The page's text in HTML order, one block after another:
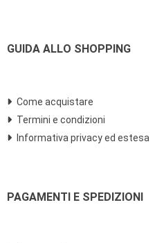
GUIDA ALLO SHOPPING
Come acquistare
Termini e condizioni
Informativa privacy ed estesa
PAGAMENTI E SPEDIZIONI